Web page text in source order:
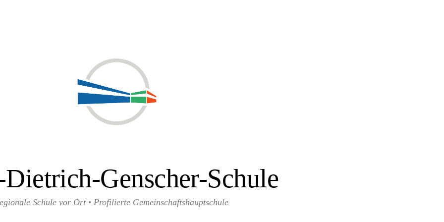
Dietrich-Genscher-Schule
Schule vor Ort • Profilierte Gemeinschaftshauptschule